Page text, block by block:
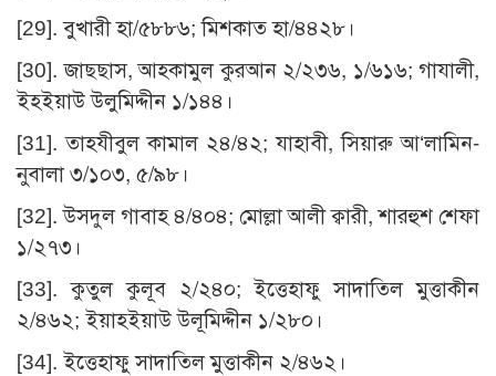
[29]. বুখারী হা/৫৮৮৬; মিশকাত হা/৪৪২৮।
[30]. জাছছাস, আহকামুল কুরআন ২/২৩৬, ১/৬১৬; গাযালী,
ইহইয়াউ উলুমিদ্দীন ১/১৪৪।
[31]. তাহযীবুল কামাল ২৪/৪২; যাহাবী, সিয়ারু আ‘লামিন-
নুবালা ৩/১০৩, ৫/৯৮।
[32]. উসদুল গাবাহ ৪/৪০৪; মোল্লা আলী ক্বারী, শারহুশ শেফা
১/২৭৩।
[33]. কুতুল কুলূব ২/২৪০; ইত্তেহাফু সাদাতিল মুত্তাকীন
২/৪৬২; ইয়াহইয়াউ উলূমিদ্দীন ১/২৮০।
[34]. ইত্তেহাফু সাদাতিল মুত্তাকীন ২/৪৬২।